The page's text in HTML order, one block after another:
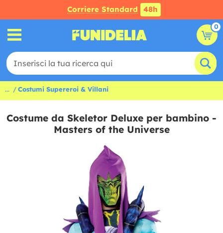
Corriere Standard 48h
0
... Costumi Supereroi & Villani
Costume da Skeletor Deluxe per bambino -
Masters of the Universe